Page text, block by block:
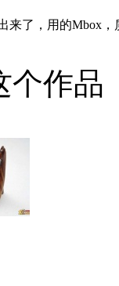
来了，用的Mbox，
个作品